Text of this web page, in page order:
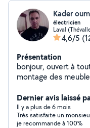
Kader
électricien
Laval
4,6/5
Présentation
bonjour, ouvert à toutes
montage des
Dernier avis laissé
Il y a plus de 6 mois
Très satisfaite un
je recommande à 100%